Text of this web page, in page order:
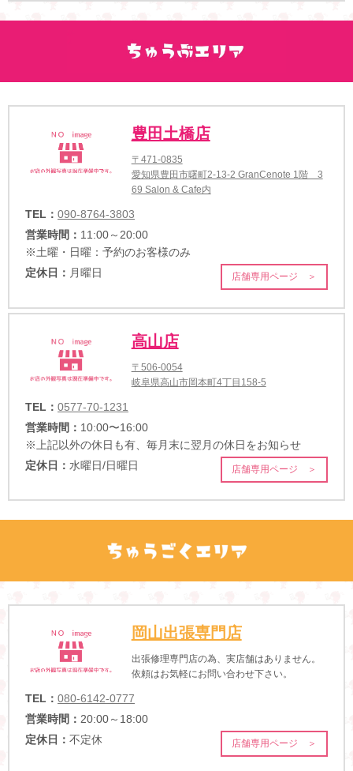
豊田土橋店
〒471-0835
愛知県豊田市曙町2-13-2 GranCenote 1階 3
69 Salon & Cafe内
TEL： 090-8764-3803
営業時間： 11:00～20:00
※土曜・日曜：予約のお客様のみ
定休日： 月曜日 店舗専用ページ ＞
高山店
〒506-0054
岐阜県高山市岡本町4丁目158-5
TEL： 0577-70-1231
営業時間： 10:00〜16:00
※上記以外の休日も有、毎月末に翌月の休日をお知らせ
定休日： 水曜日/日曜日 店舗専用ページ ＞
岡山出張専門店
出張修理専門店の為、実店舗はありません。
依頼はお気軽にお問い合わせ下さい。
TEL： 080-6142-0777
営業時間： 20:00～18:00
定休日： 不定休 店舗専用ページ ＞